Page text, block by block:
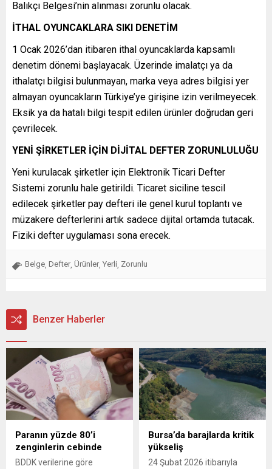
Balıkçı Belgesi’nin alınması zorunlu olacak.
İTHAL OYUNCAKLARA SIKI DENETİM
1 Ocak 2026’dan itibaren ithal oyuncaklarda kapsamlı
denetim dönemi başlayacak. Üzerinde imalatçı ya da
ithalatçı bilgisi bulunmayan, marka veya adres bilgisi yer
almayan oyuncakların Türkiye’ye girişine izin verilmeyecek.
Eksik ya da hatalı bilgi tespit edilen ürünler doğrudan geri
çevrilecek.
YENİ ŞİRKETLER İÇİN DİJİTAL DEFTER ZORUNLULUĞU
Yeni kurulacak şirketler için Elektronik Ticari Defter
Sistemi zorunlu hale getirildi. Ticaret siciline tescil
edilecek şirketler pay defteri ile genel kurul toplantı ve
müzakere defterlerini artık sadece dijital ortamda tutacak.
Fiziki defter uygulaması sona erecek.
Belge, Defter, Ürünler, Yerli, Zorunlu
Benzer Haberler
Paranın yüzde 80’i
zenginlerin cebinde
BDDK verilerine göre
Bursa’da barajlarda kritik
yükseliş
24 Şubat 2026 itibarıyla